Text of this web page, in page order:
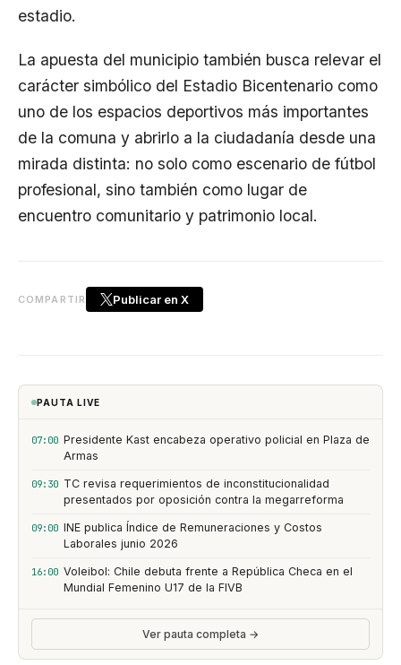
estadio.
La apuesta del municipio también busca relevar el
carácter simbólico del Estadio Bicentenario como
uno de los espacios deportivos más importantes
de la comuna y abrirlo a la ciudadanía desde una
mirada distinta: no solo como escenario de fútbol
profesional, sino también como lugar de
encuentro comunitario y patrimonio local.
COMPARTIR Publicar en X
PAUTA LIVE
07:00 Presidente Kast encabeza operativo policial en Plaza de
Armas
09:30 TC revisa requerimientos de inconstitucionalidad
presentados por oposición contra la megarreforma
09:00 INE publica Índice de Remuneraciones y Costos
Laborales junio 2026
16:00 Voleibol: Chile debuta frente a República Checa en el
Mundial Femenino U17 de la FIVB
Ver pauta completa →